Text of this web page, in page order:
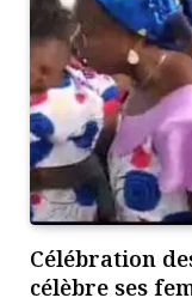
Célébration
célèbre ses